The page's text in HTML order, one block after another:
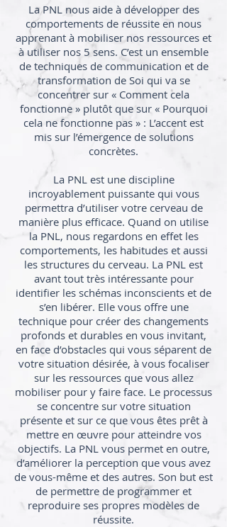
La PNL nous aide à développer des
comportements de réussite en nous
apprenant à mobiliser nos ressources et
à utiliser nos 5 sens. C’est un ensemble
de techniques de communication et de
transformation de Soi qui va se
concentrer sur « Comment cela
fonctionne » plutôt que sur « Pourquoi
cela ne fonctionne pas » : L’accent est
mis sur l’émergence de solutions
concrètes.
La PNL est une discipline
incroyablement puissante qui vous
permettra d’utiliser votre cerveau de
manière plus efficace. Quand on utilise
la PNL, nous regardons en effet les
comportements, les habitudes et aussi
les structures du cerveau. La PNL est
avant tout très intéressante pour
identifier les schémas inconscients et de
s’en libérer. Elle vous offre une
technique pour créer des changements
profonds et durables en vous invitant,
en face d’obstacles qui vous séparent de
votre situation désirée, à vous focaliser
sur les ressources que vous allez
mobiliser pour y faire face. Le processus
se concentre sur votre situation
présente et sur ce que vous êtes prêt à
mettre en œuvre pour atteindre vos
objectifs. La PNL vous permet en outre,
d’améliorer la perception que vous avez
de vous-même et des autres. Son but est
de permettre de programmer et
reproduire ses propres modèles de
réussite.